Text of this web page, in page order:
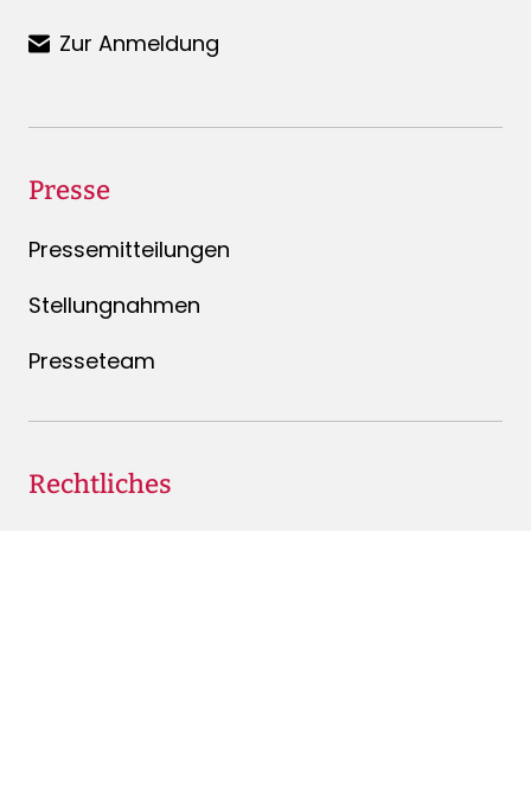
Zur Anmeldung
Presse
Pressemitteilungen
Stellungnahmen
Presseteam
Rechtliches